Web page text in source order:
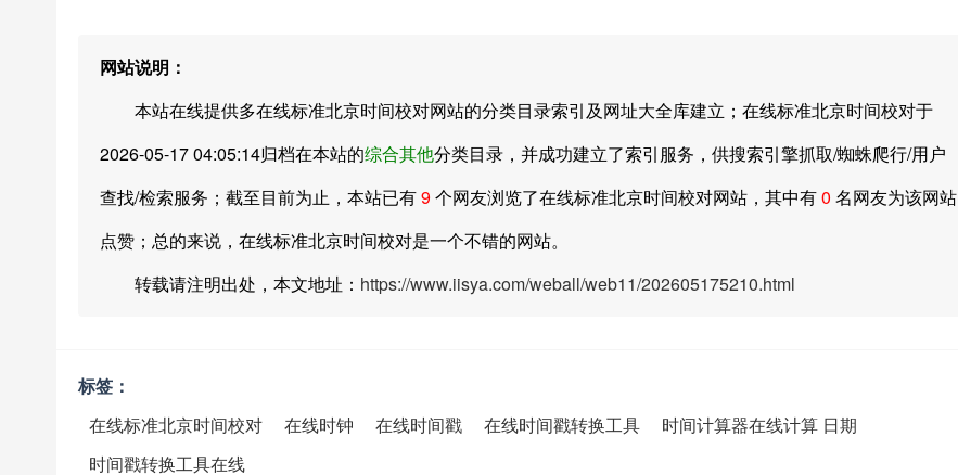
网站说明：
本站在线提供多在线标准北京时间校对网站的分类目录索引及网址大全库建立；在线标准北京时间校对于
2026-05-17 04:05:14归档在本站的综合其他分类目录，并成功建立了索引服务，供搜索引擎抓取/蜘蛛爬行/用户
查找/检索服务；截至目前为止，本站已有9个网友浏览了在线标准北京时间校对网站，其中有0 名网友为该网站
点赞；总的来说，在线标准北京时间校对是一个不错的网站。
转载请注明出处，本文地址： https://www.iisya.com/weball/web11/202605175210.html
标签：
在线标准北京时间校对
在线时钟 在线时间戳 在线时间戳转换工具
时间计算器在线计算 日期
时间戳转换工具在线